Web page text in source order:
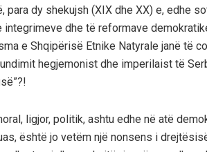
para dy shekujsh (XIX dhe XX) e, edhe
integrimeve dhe të reformave
e Shqipërisë Etnike Natyrale janë të
hegjemonist dhe imperilaist të
ligjor, politik, ashtu edhe në atë
është jo vetëm një nonsens i